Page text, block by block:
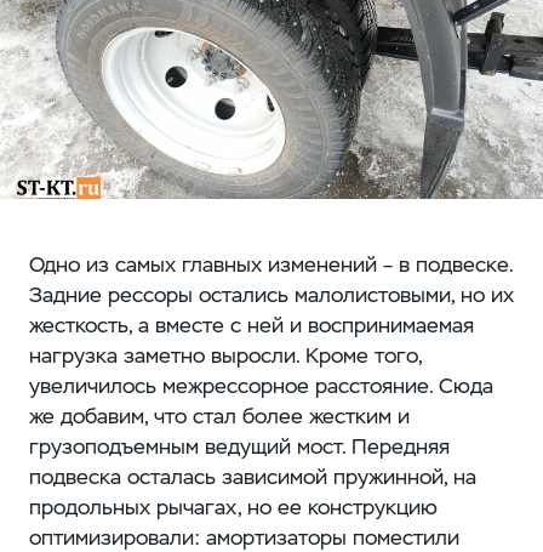
Одно из самых главных изменений – в подвеске.
Задние рессоры остались малолистовыми, но их
жесткость, а вместе с ней и воспринимаемая
нагрузка заметно выросли. Кроме того,
увеличилось межрессорное расстояние. Сюда
же добавим, что стал более жестким и
грузоподъемным ведущий мост. Передняя
подвеска осталась зависимой пружинной, на
продольных рычагах, но ее конструкцию
оптимизировали: амортизаторы поместили